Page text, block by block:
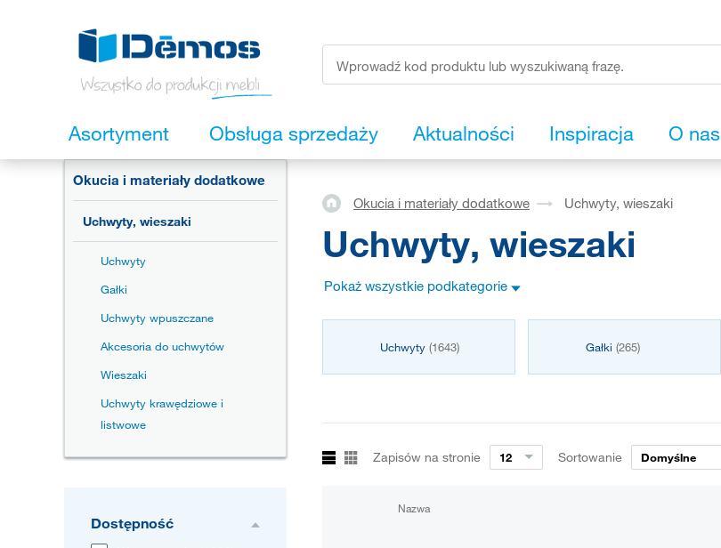
Asortyment Obsługa sprzedaży Aktualności Inspiracja O nas
Okucia i materiały dodatkowe
Uchwyty, wieszaki
Uchwyty
Gałki
Uchwyty wpuszczane
Akcesoria do uchwytów
Wieszaki
Uchwyty krawędziowe i
listwowe
Dostępność
Okucia i materiały dodatkowe Uchwyty, wieszaki
Uchwyty, wieszaki
Pokaż wszystkie podkategorie
Uchwyty (1643) Gałki (265)
Zapisów na stronie 12 Sortowanie Domyślne
Nazwa